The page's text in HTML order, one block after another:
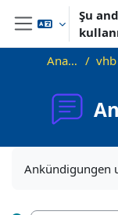
Ana içeriğe git
Yan panel
Şu
Ana sayfa
Ankündigungen